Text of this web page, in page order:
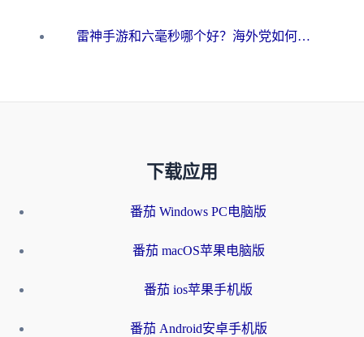
雷神手游和六毫秒哪个好？海外党如何真正解锁国内资源
下载应用
番茄 Windows PC电脑版
番茄 macOS苹果电脑版
番茄 ios苹果手机版
番茄 Android安卓手机版